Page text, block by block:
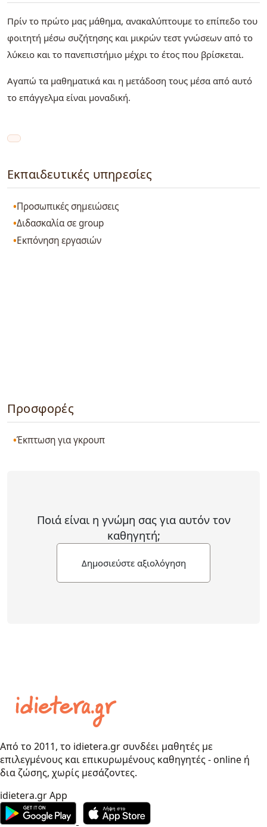
Πρίν το πρώτο μας μάθημα, ανακαλύπτουμε το επίπεδο του
φοιτητή μέσω συζήτησης και μικρών τεστ γνώσεων από το
λύκειο και το πανεπιστήμιο μέχρι το έτος που βρίσκεται.
Αγαπώ τα μαθηματικά και η μετάδοση τους μέσα από αυτό
το επάγγελμα είναι μοναδική.
Εκπαιδευτικές υπηρεσίες
Προσωπικές σημειώσεις
Διδασκαλία σε group
Εκπόνηση εργασιών
Προσφορές
Έκπτωση για γκρουπ
Ποιά είναι η γνώμη σας για αυτόν τον
καθηγητή;
Δημοσιεύστε αξιολόγηση
Από το 2011, το idietera.gr συνδέει μαθητές με
επιλεγμένους και επικυρωμένους καθηγητές - online ή
δια ζώσης, χωρίς μεσάζοντες.
idietera.gr App